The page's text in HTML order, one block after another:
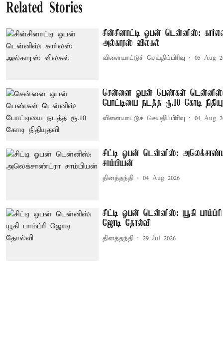
Related Stories
சின்சினாட்டி ஓபன் டென்னிஸ்:
அல்காரஸ் விலகல்
விளையாட்டுச் செய்திப்பிரிவு 05 Aug
சென்னை ஓபன் பெண்கள் டென்னிஸ்
போட்டியை நடத்த ரூ.10 கோடி
விளையாட்டுச் செய்திப்பிரிவு 04 Aug
சிட்டி ஓபன் டென்னிஸ்:
சாம்பியன்
தினத்தந்தி 04 Aug 2026
சிட்டி ஓபன் டென்னிஸ்: யூகி பாம்ப்ரி
ஜோடி தோல்வி
தினத்தந்தி 29 Jul 2026